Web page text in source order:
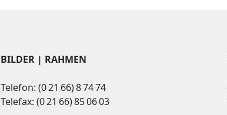
BILDER | RAHMEN
Telefon: (0 21 66) 8 74 74
Telefax: (0 21 66) 85 06 03